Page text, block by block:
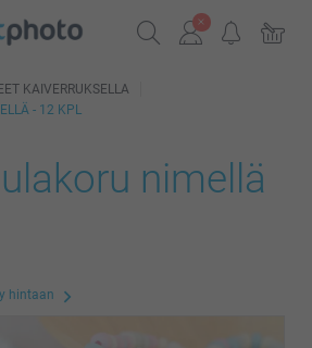
KAIVERRUKSELLA
- 12 KPL
nimellä
hintaan